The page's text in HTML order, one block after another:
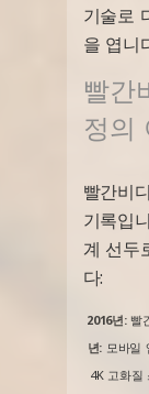
기술로
을 엽니
빨간
정의
빨간비
기록입
계 선두
다:
2016년:빨
년: 모바일
4K 고화질